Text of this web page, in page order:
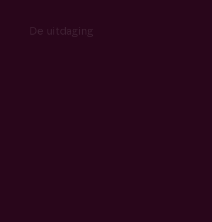
De uitdaging